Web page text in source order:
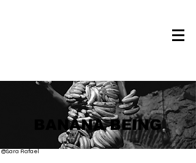
BANANA BEING
@Sara Rafael